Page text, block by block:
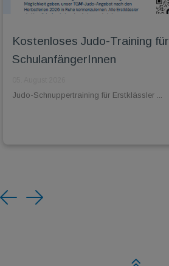
Kostenloses Judo-Training für
SchulanfängerInnen
Judo-Schnuppertraining für Erstklässler ...
Previous
Next